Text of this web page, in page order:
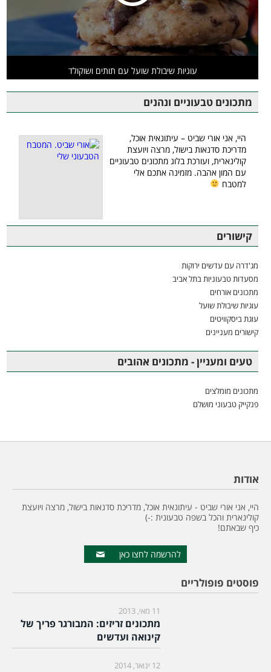
עוגיות שיבולת שועל עם תותים ושוקולד
מתכונים טבעוניים ונהנים
היי, אני אורי שביט – עיתונאית אוכל,
מדריכת סדנאות בישול, מרצה ויועצת
קולינארית, ועורכת בלוג מתכונים טבעוניים
עם המון אהבה. מזמינה אתכם אלי
למטבח
קישורים
מג'דרה עם עדשים ירוקות
מסעדות טבעוניות בתל אביב
מתכונים אורחים
עוגיות שיבולת שועל
עוגת ביסקוויטים
קישורים מעניינים
טעים ומעניין - מתכונים אהובים
מתכונים מומלצים
פנקייק טבעוני מושלם
אודות
היי, אני אורי שביט - עיתונאית אוכל, מדריכת סדנאות בישול, מרצה ויועצת
קולינארית והכל בשפה טבעונית :-)
כיף שבאתם!
להרשמה לחצו כאן
פוסטים פופולריים
11 מאי, 2013
מתכונים זריזים: המבורגר פריך של
קינואה ועדשים
12 ינואר, 2014